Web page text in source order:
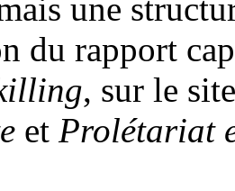
une
du rapport
, sur le
et Prolétariat